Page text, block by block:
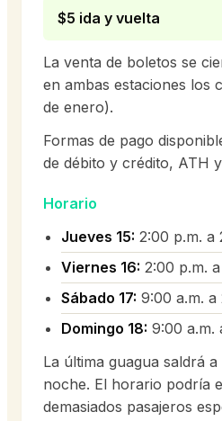
$5 ida y vuelta
La venta de boletos se
en ambas estaciones los
de enero).
Formas de pago
de débito y crédito, ATH
Horario
Jueves 15: 2:00 p.m. a
Viernes 16: 2:00 p.m.
Sábado 17: 9:00 a.m. a
Domingo 18: 9:00 a.m.
La última guagua saldrá
noche. El horario podría
demasiados pasajeros